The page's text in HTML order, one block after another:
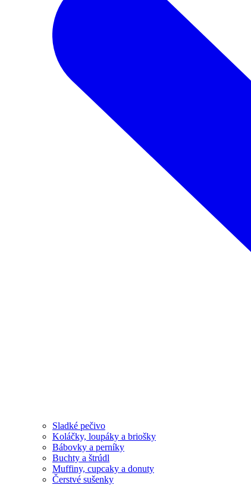
Sladké pečivo
Koláčky, loupáky a briošky
Bábovky a perníky
Buchty a štrúdl
Muffiny, cupcaky a donuty
Čerstvé sušenky